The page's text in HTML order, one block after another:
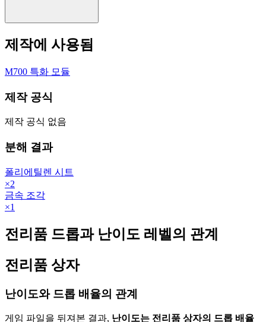
제작에 사용됨
M700 특화 모듈
제작 공식
제작 공식 없음
분해 결과
폴리에틸렌 시트
×2
금속 조각
×1
전리품 드롭과 난이도 레벨의 관계
전리품 상자
난이도와 드롭 배율의 관계
게임 파일을 뒤져본 결과, 난이도는 전리품 상자의 드롭 배율